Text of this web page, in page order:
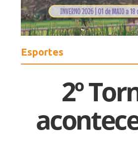
Esportes
2º